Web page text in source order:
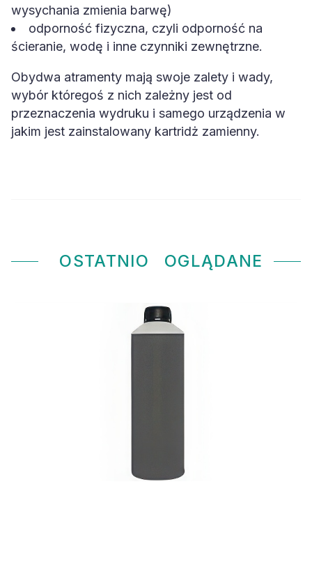
wysychania zmienia barwę)
odporność fizyczna, czyli odporność na
ścieranie, wodę i inne czynniki zewnętrzne.
Obydwa atramenty mają swoje zalety i wady,
wybór któregoś z nich zależny jest od
przeznaczenia wydruku i samego urządzenia w
jakim jest zainstalowany kartridż zamienny.
OSTATNIO OGLĄDANE